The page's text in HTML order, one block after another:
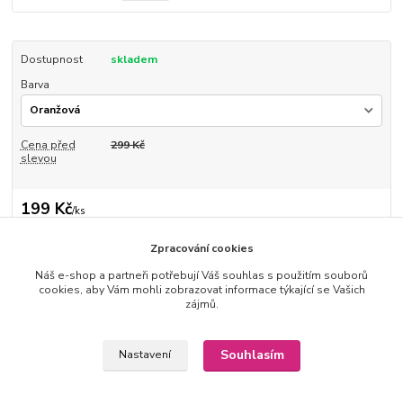
Dostupnost
skladem
Barva
Cena před
slevou
299 Kč
199 Kč/ks
Přidat do košíku
Zboží zařazeno v kategoriích
Zpracování cookies
Náš e-shop a partneři potřebují Váš souhlas s použitím souborů
cookies, aby Vám mohli zobrazovat informace týkající se Vašich
zájmů.
Nastavení Souhlasím